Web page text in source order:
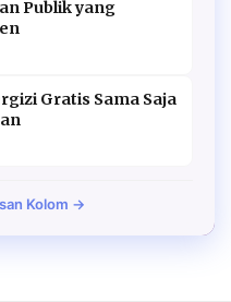
Publik yang
Gratis Sama Saja
Kolom →